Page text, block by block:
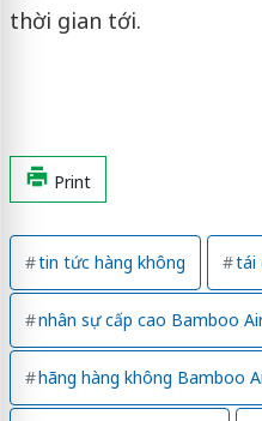
thời gian tới.
Print
tin tức hàng không tái
nhân sự cấp cao Bamboo
hãng hàng không Bamboo